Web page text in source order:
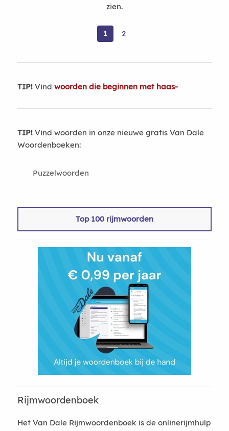
zien.
1 2
TIP!Vind woorden die beginnen met haas-
TIP!Vind woorden in onze nieuwe gratis Van Dale
Woordenboeken:
Puzzelwoorden
Top 100 rijmwoorden
Rijmwoordenboek
Het Van Dale Rijmwoordenboek is de onlinerijmhulp